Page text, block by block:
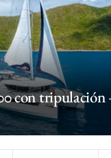
con tripulación